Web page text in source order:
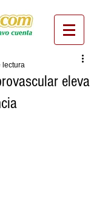
eleva
lectura